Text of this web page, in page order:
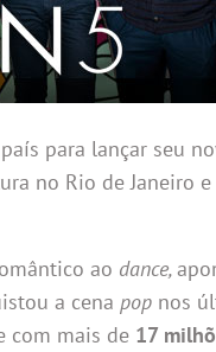
para lançar seu
no Rio de Janeiro
ao dance,
a cena pop nos
com mais de 17